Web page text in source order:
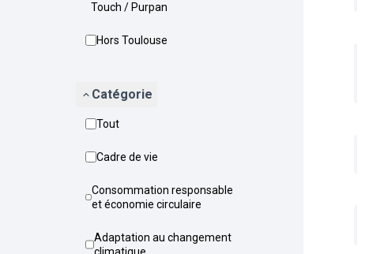
Touch / Purpan
Hors Toulouse
Catégorie
Tout
Cadre de vie
Consommation responsable
et économie circulaire
Adaptation au changement